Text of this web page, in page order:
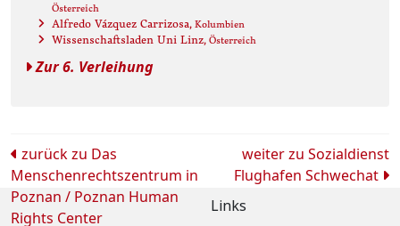
Österreich
Alfredo Vázquez Carrizosa, Kolumbien
Wissenschaftsladen Uni Linz, Österreich
Zur 6. Verleihung
Beitrags-
Navigation
zurück zu Das
Menschenrechtszentrum in
Poznan / Poznan Human
Rights Center
weiter zu Sozialdienst
Flughafen Schwechat
Links